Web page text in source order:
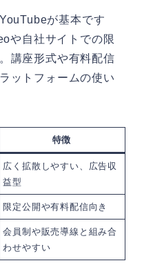
が基本です
や自社サイトでの限
講座形式や有料配信
ットフォームの使い
特徴
広く拡散しやすい、広告収
益型
限定公開や有料配信向き
会員制や販売導線と組み合
わせやすい